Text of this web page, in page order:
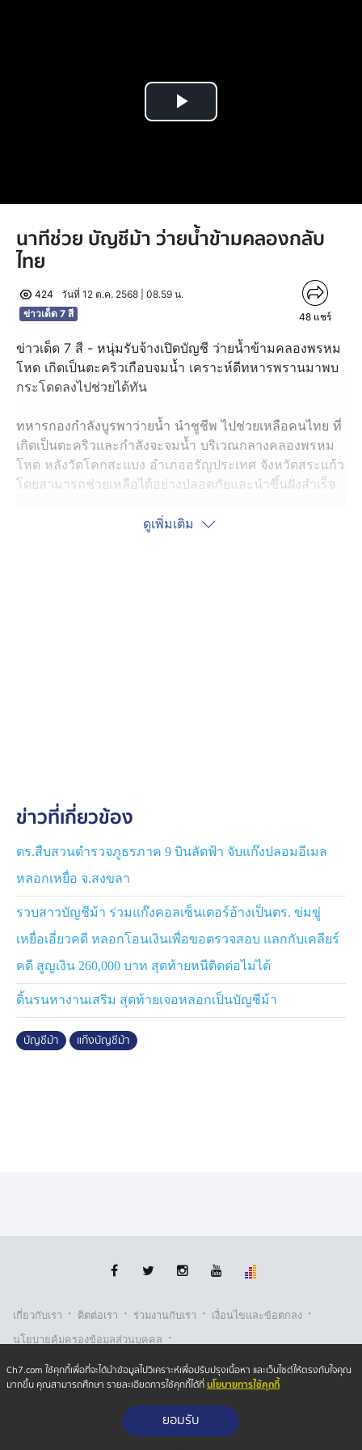
Play
นาทีช่วย บัญชีม้า ว่ายน้ำข้ามคลองกลับ
ไทย
424
วันที่ 12 ต.ค. 2568 | 08.59 น.
ข่าวเด็ด 7 สี
48 แชร์
ข่าวเด็ด 7 สี - หนุ่มรับจ้างเปิดบัญชี ว่ายน้ำข้ามคลองพรหม
โหด เกิดเป็นตะคริวเกือบจมน้ำ เคราะห์ดีทหารพรานมาพบ
กระโดดลงไปช่วยได้ทัน
ทหารกองกำลังบูรพาว่ายน้ำ นำชูชีพ ไปช่วยเหลือคนไทย ที่
เกิดเป็นตะคริวและกำลังจะจมน้ำ บริเวณกลางคลองพรหม
โหด หลังวัดโคกสะแบง อำเภออรัญประเทศ จังหวัดสระแก้ว
โดยสามารถช่วยเหลือได้อย่างปลอดภัยและนำขึ้นฝั่งสำเร็จ
สอบถาม ชายคนดังกล่าว ชื่อ นายวรเทพ อายุ 23 ปี เล่าว่า
ดูเพิ่มเติม
ข่าวที่เกี่ยวข้อง
ตร.สืบสวนตำรวจภูธรภาค 9 บินลัดฟ้า จับแก๊งปลอมอีเมล
หลอกเหยื่อ จ.สงขลา
รวบสาวบัญชีม้า ร่วมแก๊งคอลเซ็นเตอร์อ้างเป็นตร. ข่มขู่
เหยื่อเอี่ยวคดี หลอกโอนเงินเพื่อขอตรวจสอบ แลกกับเคลียร์
คดี สูญเงิน 260,000 บาท สุดท้ายหนีติดต่อไม่ได้
ดิ้นรนหางานเสริม สุดท้ายเจอหลอกเป็นบัญชีม้า
บัญชีม้า แก๊งบัญชีม้า
เกี่ยวกับเรา · ติตต่อเรา · ร่วมงานกับเรา · เงื่อนไขและข้อตกลง ·
นโยบายคุ้มครองข้อมูลส่วนบุคคล ·
นโยบายคุ้มครองข้อมูลส่วนบุคคล (ออนไลน์) · นโยบายคุกกี้ ·
รับเรื่องร้องเรียน
Copyright © 2026 Bangkok Broadcasting & T.V. Co.,Ltd.
Ch7.com ใช้คุกกี้เพื่อที่จะได้นำข้อมูลไปวิเคราะห์เพื่อปรับปรุงเนื้อหา และเว็บไซต์ให้ตรงกับใจคุณ
มากขึ้น คุณสามารถศึกษา รายละเอียดการใช้คุกกี้ได้ที่นโยบายการใช้คุกกี้
ยอมรับ